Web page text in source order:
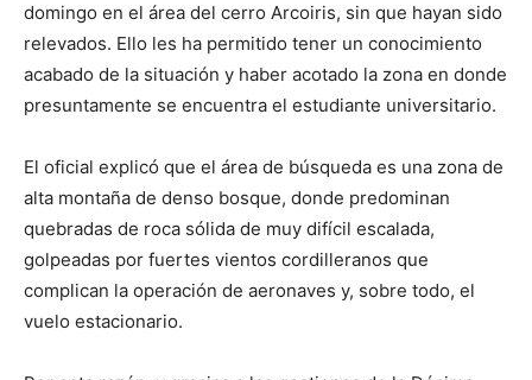
domingo en el área del cerro Arcoiris, sin que hayan sido
relevados. Ello les ha permitido tener un conocimiento
acabado de la situación y haber acotado la zona en donde
presuntamente se encuentra el estudiante universitario.
El oficial explicó que el área de búsqueda es una zona de
alta montaña de denso bosque, donde predominan
quebradas de roca sólida de muy difícil escalada,
golpeadas por fuertes vientos cordilleranos que
complican la operación de aeronaves y, sobre todo, el
vuelo estacionario.